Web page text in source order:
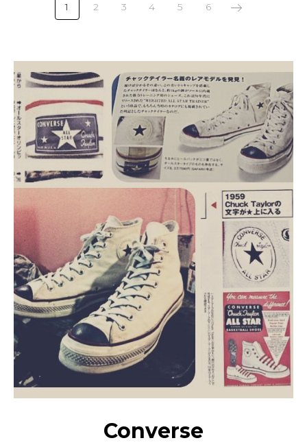
1 2 3 4 5 6
Converse